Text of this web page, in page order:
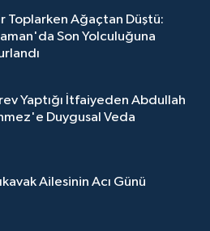
Toplarken Ağaçtan Düştü:
Son Yolculuğuna
Yaptığı İtfaiyeden Abdullah
Duygusal Veda
Ailesinin Acı Günü